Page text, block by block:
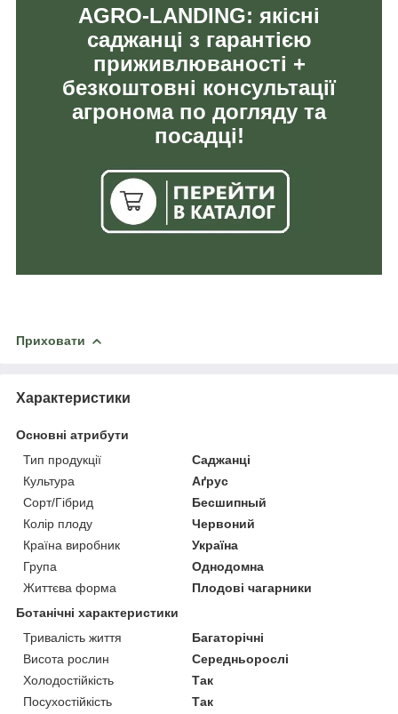
AGRO-LANDING: якісні
саджанці з гарантією
приживлюваності +
безкоштовні консультації
агронома по догляду та
посадці!
Приховати
Характеристики
Основні атрибути
Тип продукції
Саджанці
Культура
Аґрус
Сорт/Гібрид
Бесшипный
Колір плоду
Червоний
Країна виробник
Україна
Група
Однодомна
Життєва форма
Плодові чагарники
Ботанічні характеристики
Тривалість життя
Багаторічні
Висота рослин
Середньорослі
Холодостійкість
Так
Посухостійкість
Так